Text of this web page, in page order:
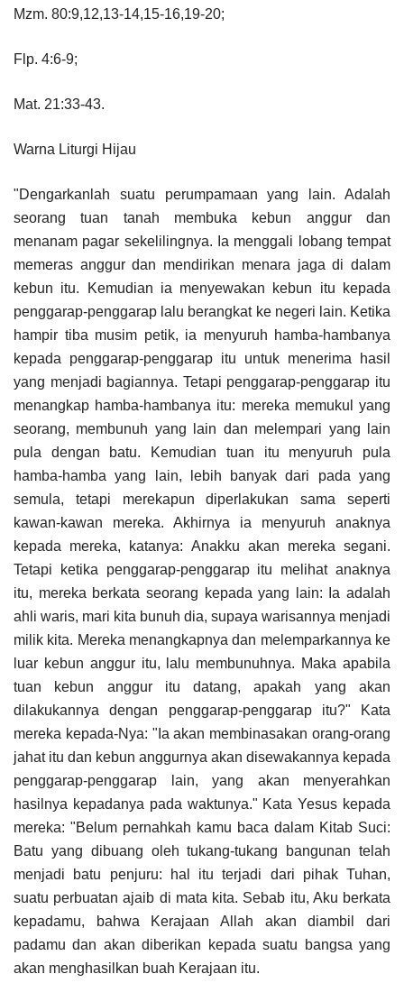
Mzm. 80:9,12,13-14,15-16,19-20;
Flp. 4:6-9;
Mat. 21:33-43.
Warna Liturgi Hijau
"Dengarkanlah suatu perumpamaan yang lain. Adalah
seorang tuan tanah membuka kebun anggur dan
menanam pagar sekelilingnya. Ia menggali lobang tempat
memeras anggur dan mendirikan menara jaga di dalam
kebun itu. Kemudian ia menyewakan kebun itu kepada
penggarap-penggarap lalu berangkat ke negeri lain. Ketika
hampir tiba musim petik, ia menyuruh hamba-hambanya
kepada penggarap-penggarap itu untuk menerima hasil
yang menjadi bagiannya. Tetapi penggarap-penggarap itu
menangkap hamba-hambanya itu: mereka memukul yang
seorang, membunuh yang lain dan melempari yang lain
pula dengan batu. Kemudian tuan itu menyuruh pula
hamba-hamba yang lain, lebih banyak dari pada yang
semula, tetapi merekapun diperlakukan sama seperti
kawan-kawan mereka. Akhirnya ia menyuruh anaknya
kepada mereka, katanya: Anakku akan mereka segani.
Tetapi ketika penggarap-penggarap itu melihat anaknya
itu, mereka berkata seorang kepada yang lain: Ia adalah
ahli waris, mari kita bunuh dia, supaya warisannya menjadi
milik kita. Mereka menangkapnya dan melemparkannya ke
luar kebun anggur itu, lalu membunuhnya. Maka apabila
tuan kebun anggur itu datang, apakah yang akan
dilakukannya dengan penggarap-penggarap itu?" Kata
mereka kepada-Nya: "Ia akan membinasakan orang-orang
jahat itu dan kebun anggurnya akan disewakannya kepada
penggarap-penggarap lain, yang akan menyerahkan
hasilnya kepadanya pada waktunya." Kata Yesus kepada
mereka: "Belum pernahkah kamu baca dalam Kitab Suci:
Batu yang dibuang oleh tukang-tukang bangunan telah
menjadi batu penjuru: hal itu terjadi dari pihak Tuhan,
suatu perbuatan ajaib di mata kita. Sebab itu, Aku berkata
kepadamu, bahwa Kerajaan Allah akan diambil dari
padamu dan akan diberikan kepada suatu bangsa yang
akan menghasilkan buah Kerajaan itu.